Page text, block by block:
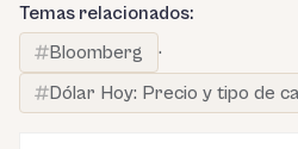
Temas relacionados:
Bloomberg
·
Dólar Hoy: Precio y tipo de